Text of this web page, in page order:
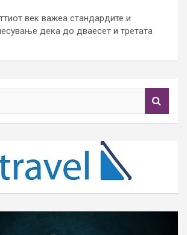
век важеа стандардите и
дека до дваесет и третата